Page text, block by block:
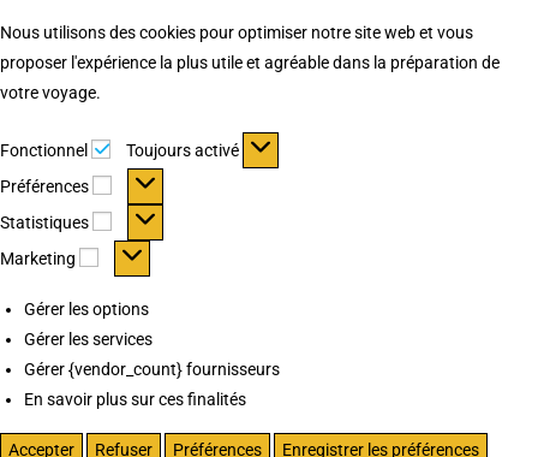
Nous utilisons des cookies pour optimiser notre site web et vous
proposer l'expérience la plus utile et agréable dans la préparation de
votre voyage.
Fonctionnel Fonctionnel
Toujours activé
Préférences
Préférences
Statistiques Statistiques
Marketing Marketing
Gérer les options
Gérer les services
Gérer {vendor_count} fournisseurs
En savoir plus sur ces finalités
Accepter Refuser Préférences
Enregistrer les préférences